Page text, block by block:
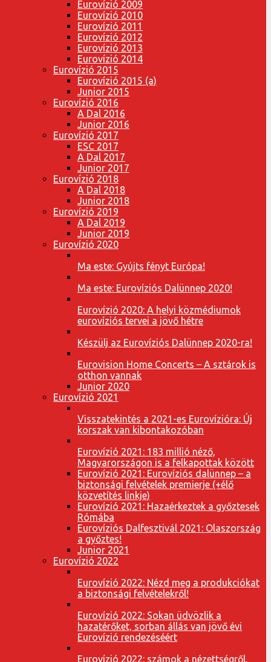
Eurovízió 2009
Eurovízió 2010
Eurovízió 2011
Eurovízió 2012
Eurovízió 2013
Eurovízió 2014
Eurovízió 2015
Eurovízió 2015 (a)
Junior 2015
Eurovízió 2016
A Dal 2016
Junior 2016
Eurovízió 2017
ESC 2017
A Dal 2017
Junior 2017
Eurovízió 2018
A Dal 2018
Junior 2018
Eurovízió 2019
A Dal 2019
Junior 2019
Eurovízió 2020
Ma este: Gyújts fényt Európa!
Ma este: Eurovíziós Dalünnep 2020!
Eurovízió 2020: A helyi közmédiumok
eurovíziós tervei a jövő hétre
Készülj az Eurovíziós Dalünnep 2020-ra!
Eurovision Home Concerts – A sztárok is
otthon vannak
Junior 2020
Eurovízió 2021
Visszatekintés a 2021-es Eurovízióra: Új
korszak van kibontakozóban
Eurovízió 2021: 183 millió néző,
Magyarországon is a felkapottak között
Eurovízió 2021: Eurovíziós dalünnep – a
biztonsági felvételek premierje (+élő
közvetítés linkje)
Eurovízió 2021: Hazaérkeztek a győztesek
Rómába
Eurovíziós Dalfesztivál 2021: Olaszország
a győztes!
Junior 2021
Eurovízió 2022
Eurovízió 2022: Nézd meg a produkciókat
a biztonsági felvételekről!
Eurovízió 2022: Sokan üdvözlik a
hazatérőket, sorban állás van jövő évi
Eurovízió rendezéséért
Eurovízió 2022: számok a nézettségről,